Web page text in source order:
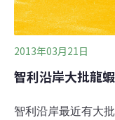
的，通常是幼小的
2013年03月21日
智利沿岸大批龍
智利沿岸最近有大